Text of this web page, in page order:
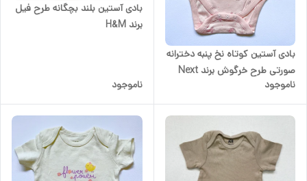
بادی آستین کوتاه نخ پنبه دخترانه
صورتی طرح خرگوش برند Next
Baby
ناموجود
بادی آستین بلند بچگانه طرح فیل
برند H&M
ناموجود